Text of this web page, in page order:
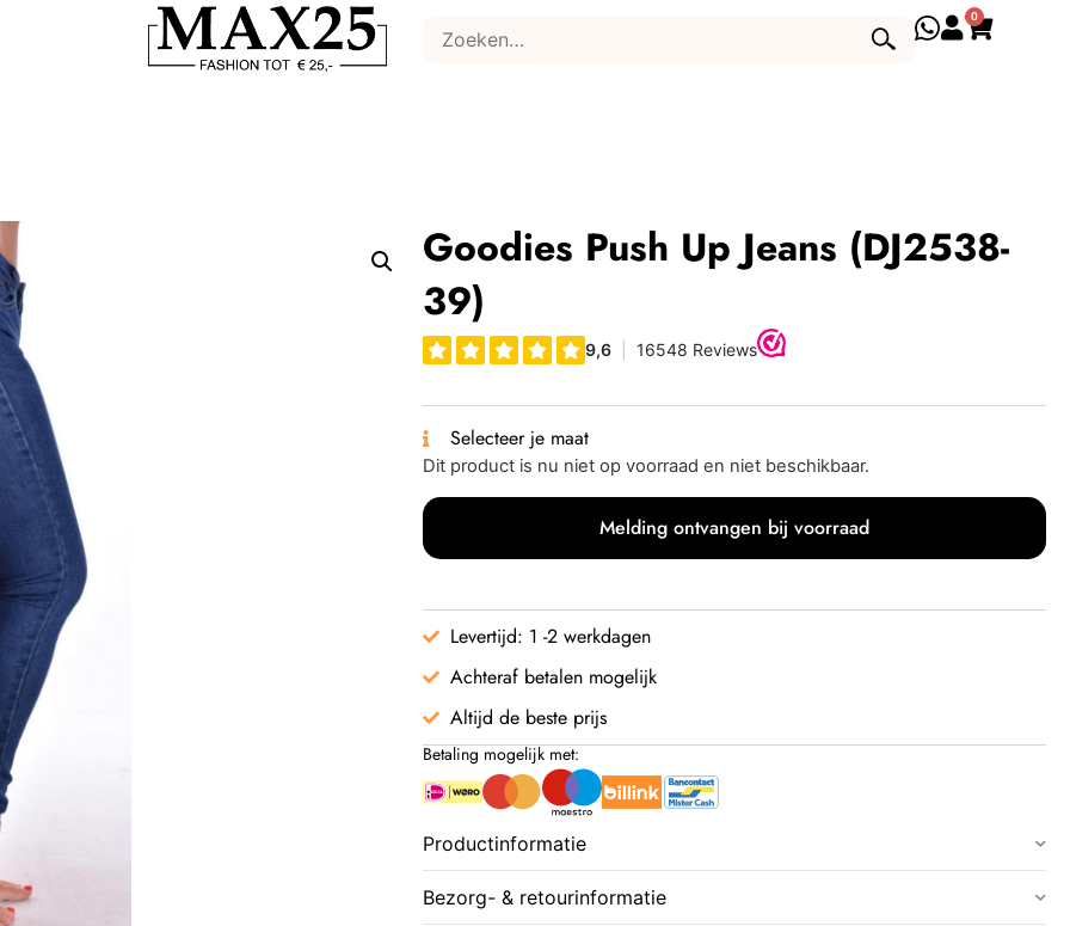
0
Goodies Push Up Jeans (DJ2538-
39)
Selecteer je maat
Dit product is nu niet op voorraad en niet beschikbaar.
Melding ontvangen bij voorraad
Levertijd: 1 -2 werkdagen
Achteraf betalen mogelijk
Altijd de beste prijs
Betaling mogelijk met:
Productinformatie
Bezorg- & retourinformatie